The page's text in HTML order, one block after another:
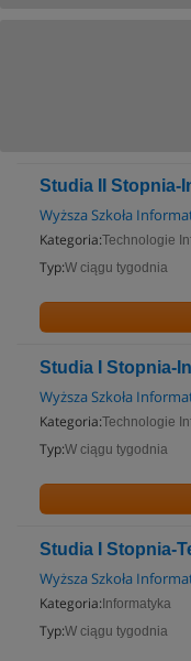
Studia II Stopnia-
Wyższa Szkoła
Kategoria:Technologie
Typ:W ciągu tygodnia
Studia I Stopnia-
Wyższa Szkoła
Kategoria:Technologie
Typ:W ciągu tygodnia
Studia I Stopnia-
Wyższa Szkoła
Kategoria: Informatyka
Typ:W ciągu tygodnia